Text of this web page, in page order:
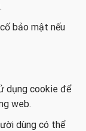
bảo mật nếu
dụng cookie để
web.
dùng có thể